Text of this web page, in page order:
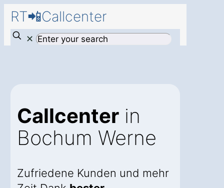
RT📲Callcenter
✕
Callcenter in
Bochum Werne
Zufriedene Kunden und mehr